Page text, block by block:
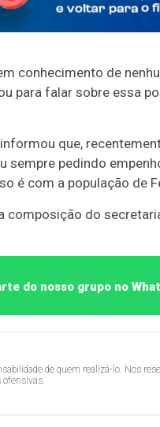
conhecimento de
para falar sobre essa
que,
sempre pedindo
é com a população de
composição do
do nosso grupo no
de quem realizá-lo. Nos
ofensivas.